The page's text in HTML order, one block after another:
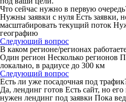
Что сейчас нужно в первую
Нужны заявки с нуля Есть заявки,
масштабировать текущий поток
географию
Следующий вопрос
В каком регионе/регионах
Один регион Несколько регионов
локально, в радиусе до 300 км
Следующий вопрос
Есть ли уже посадочная под
Да, лендинг готов Есть сайт, но
нужен лендинг под заявки Пока